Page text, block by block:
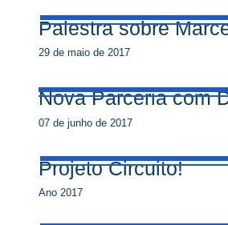
Palestra sobre
29 de maio de 2017
Nova Parceria com
07 de junho de 2017
Projeto Circuito!
Ano 2017